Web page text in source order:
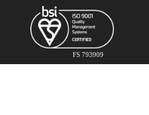
FS 793909